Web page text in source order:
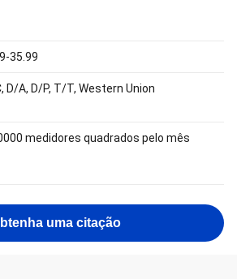
35.99
D/A, D/P, T/T, Western Union
medidores quadrados pelo mês
uma citação